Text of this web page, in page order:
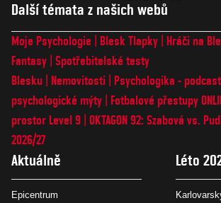
Další témata z našich webů
Moje Psychologie Blesk Tlapky Hráči na
Fantasy Spotřebitelské testy
Blesku
Nemovitosti
Psychologika -
psychologické mýty
Fotbalové přestupy
prostor Level 9 OKTAGON 92: Szabová vs.
2026/27
Aktuálně
Epicentrum
Léto